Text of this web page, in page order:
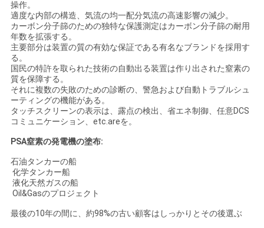
操作。
適度な内部の構造、気流の均一配分気流の高速影響の減少。
カーボン分子篩のための独特な保護測定はカーボン分子篩の耐用
年数を拡張する。
主要部分は装置の質の有効な保証である有名なブランドを採用す
る。
国民の特許を取られた技術の自動出る装置は作り出された窒素の
質を保障する。
それに複数の失敗のための診断の、警急および自動トラブルシュ
ーティングの機能がある。
タッチスクリーンの表示は、露点の検出、省エネ制御、任意DCS
コミュニケーション、etc.areを。
PSA窒素の発電機の塗布:
石油タンカーの船
化学タンカー船
液化天然ガスの船
Oil&Gasのプロジェクト
最後の10年の間に、約98%の古い顧客はしっかりとその後選ぶ